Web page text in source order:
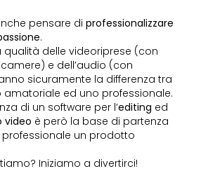
pensare di professionalizzare
.
qualità delle videoriprese (con
e dell’audio (con
sicuramente la differenza tra
ed uno professionale.
di un software per l’editing ed
video è però la base di partenza
professionale un prodotto
Iniziamo a divertirci!